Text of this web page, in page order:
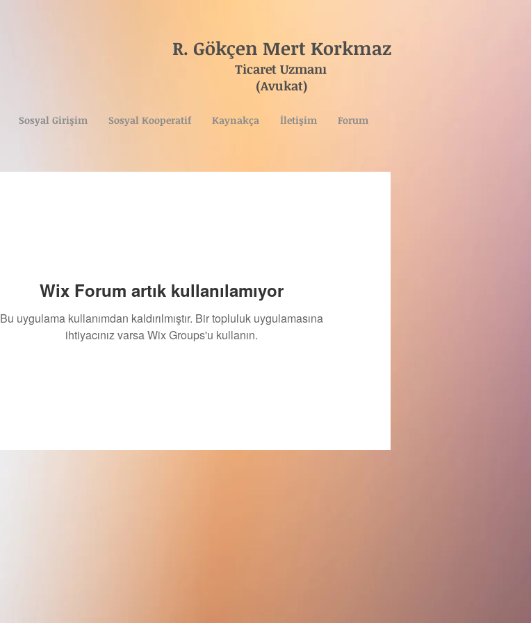
R. Gökçen Mert Korkmaz
Ticaret Uzmanı
(Avukat)
Sosyal Girişim Sosyal Kooperatif Kaynakça İletişim Forum
Wix Forum artık kullanılamıyor
Bu uygulama kullanımdan kaldırılmıştır. Bir topluluk uygulamasına
ihtiyacınız varsa Wix Groups'u kullanın.